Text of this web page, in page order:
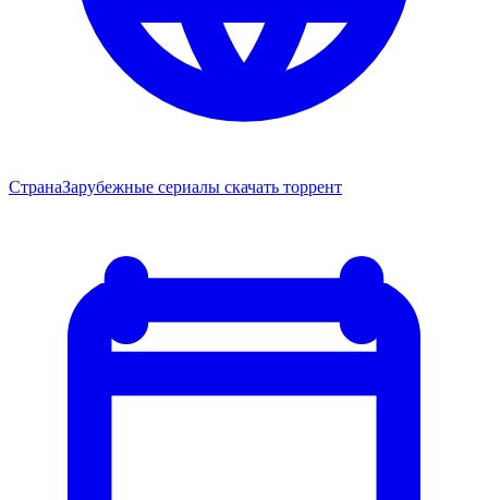
СтранаЗарубежные сериалы скачать торрент